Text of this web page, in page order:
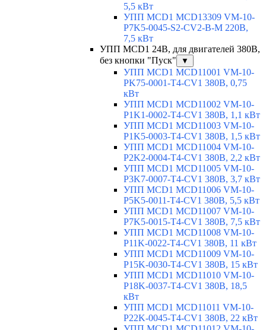
5,5 кВт
УПП MCD1 MCD13309 VM-10-
P7K5-0045-S2-CV2-B-M 220В,
7,5 кВт
УПП MCD1 24В, для двигателей 380В,
без кнопки "Пуск"
▼
УПП MCD1 MCD11001 VM-10-
PK75-0001-T4-CV1 380В, 0,75
кВт
УПП MCD1 MCD11002 VM-10-
P1K1-0002-T4-CV1 380В, 1,1 кВт
УПП MCD1 MCD11003 VM-10-
P1K5-0003-T4-CV1 380В, 1,5 кВт
УПП MCD1 MCD11004 VM-10-
P2K2-0004-T4-CV1 380В, 2,2 кВт
УПП MCD1 MCD11005 VM-10-
P3K7-0007-T4-CV1 380В, 3,7 кВт
УПП MCD1 MCD11006 VM-10-
P5K5-0011-T4-CV1 380В, 5,5 кВт
УПП MCD1 MCD11007 VM-10-
P7K5-0015-T4-CV1 380В, 7,5 кВт
УПП MCD1 MCD11008 VM-10-
P11K-0022-T4-CV1 380В, 11 кВт
УПП MCD1 MCD11009 VM-10-
P15K-0030-T4-CV1 380В, 15 кВт
УПП MCD1 MCD11010 VM-10-
P18K-0037-T4-CV1 380В, 18,5
кВт
УПП MCD1 MCD11011 VM-10-
P22K-0045-T4-CV1 380В, 22 кВт